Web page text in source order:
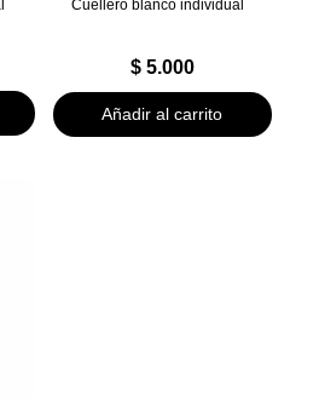
Cuellero blanco individual
$5.000
Añadir al carrito